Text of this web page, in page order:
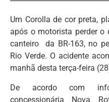
Um Corolla de cor preta,
após o motorista perder o
canteiro da BR-163, no
Rio Verde. O acidente
manhã desta terça-feira
De acordo com
concessionária Nova